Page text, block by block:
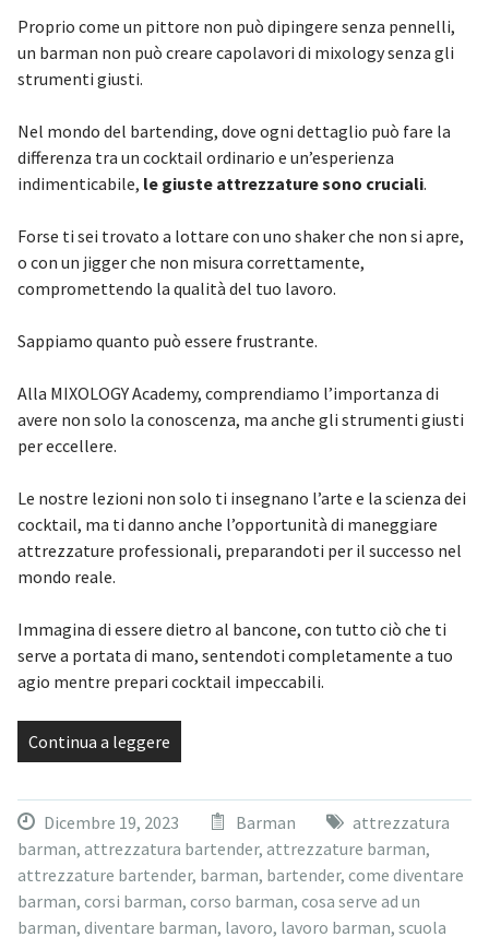
Proprio come un pittore non può dipingere senza pennelli,
un barman non può creare capolavori di mixology senza gli
strumenti giusti.
Nel mondo del bartending, dove ogni dettaglio può fare la
differenza tra un cocktail ordinario e un’esperienza
indimenticabile, le giuste attrezzature sono cruciali.
Forse ti sei trovato a lottare con uno shaker che non si apre,
o con un jigger che non misura correttamente,
compromettendo la qualità del tuo lavoro.
Sappiamo quanto può essere frustrante.
Alla MIXOLOGY Academy, comprendiamo l’importanza di
avere non solo la conoscenza, ma anche gli strumenti giusti
per eccellere.
Le nostre lezioni non solo ti insegnano l’arte e la scienza dei
cocktail, ma ti danno anche l’opportunità di maneggiare
attrezzature professionali, preparandoti per il successo nel
mondo reale.
Immagina di essere dietro al bancone, con tutto ciò che ti
serve a portata di mano, sentendoti completamente a tuo
agio mentre prepari cocktail impeccabili.
Continua a leggere
Dicembre 19, 2023 Barman
attrezzatura
barman, attrezzatura bartender, attrezzature barman,
attrezzature bartender, barman, bartender, come diventare
barman, corsi barman, corso barman, cosa serve ad un
barman, diventare barman, lavoro, lavoro barman, scuola